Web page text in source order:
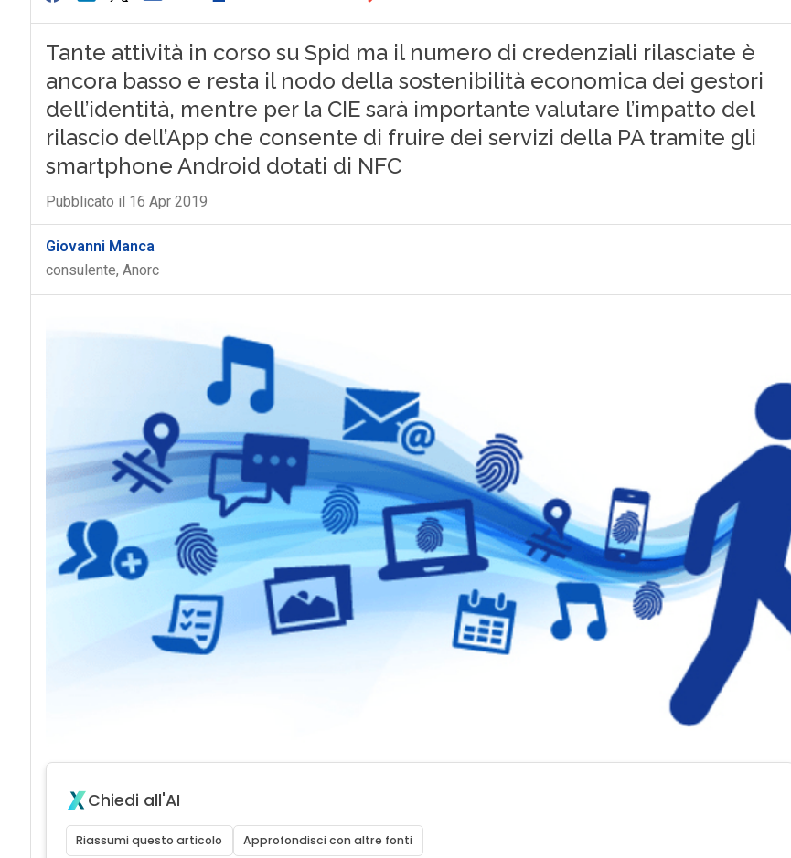
Tante attività in corso su Spid ma il numero di credenziali rilasciate è
ancora basso e resta il nodo della sostenibilità economica dei gestori
dell’identità, mentre per la CIE sarà importante valutare l’impatto del
rilascio dell’App che consente di fruire dei servizi della PA tramite gli
smartphone Android dotati di NFC
Pubblicato il 16 Apr 2019
Giovanni Manca
consulente, Anorc
Chiedi all'AI
Riassumi questo articolo Approfondisci con altre fonti
Agid Agenzia per l'Italia Digitale